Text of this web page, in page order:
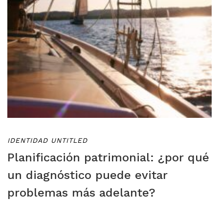
IDENTIDAD UNTITLED
Planificación patrimonial: ¿por qué
un diagnóstico puede evitar
problemas más adelante?